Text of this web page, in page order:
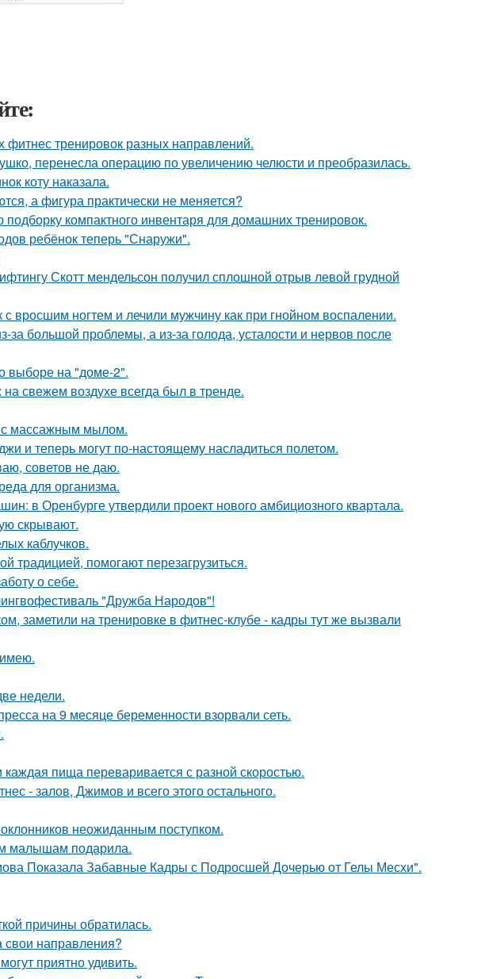
тренировок разных направлений.
перенесла операцию по увеличению челюсти и преобразилась.
коту наказала.
а фигура практически не меняется?
компактного инвентаря для домашних тренировок.
ребёнок теперь "Снаружи".
Скотт мендельсон получил сплошной отрыв левой грудной
вросшим ногтем и лечили мужчину как при гнойном воспалении.
за большой проблемы, а из-за голода, усталости и нервов после
выборе на "доме-2".
свежем воздухе всегда был в тренде.
с массажным мылом.
и теперь могут по-настоящему насладиться полетом.
советов не даю.
для организма.
в Оренбурге утвердили проект нового амбициозного квартала.
скрывают.
каблучков.
традицией, помогают перезагрузиться.
о себе.
"Дружба Народов"!
заметили на тренировке в фитнес-клубе - кадры тут же вызвали
недели.
на 9 месяце беременности взорвали сеть.
пища переваривается с разной скоростью.
- залов, Джимов и всего этого остального.
неожиданным поступком.
малышам подарила.
Показала Забавные Кадры с Подросшей Дочерью от Гелы Месхи".
причины обратилась.
свои направления?
приятно удивить.